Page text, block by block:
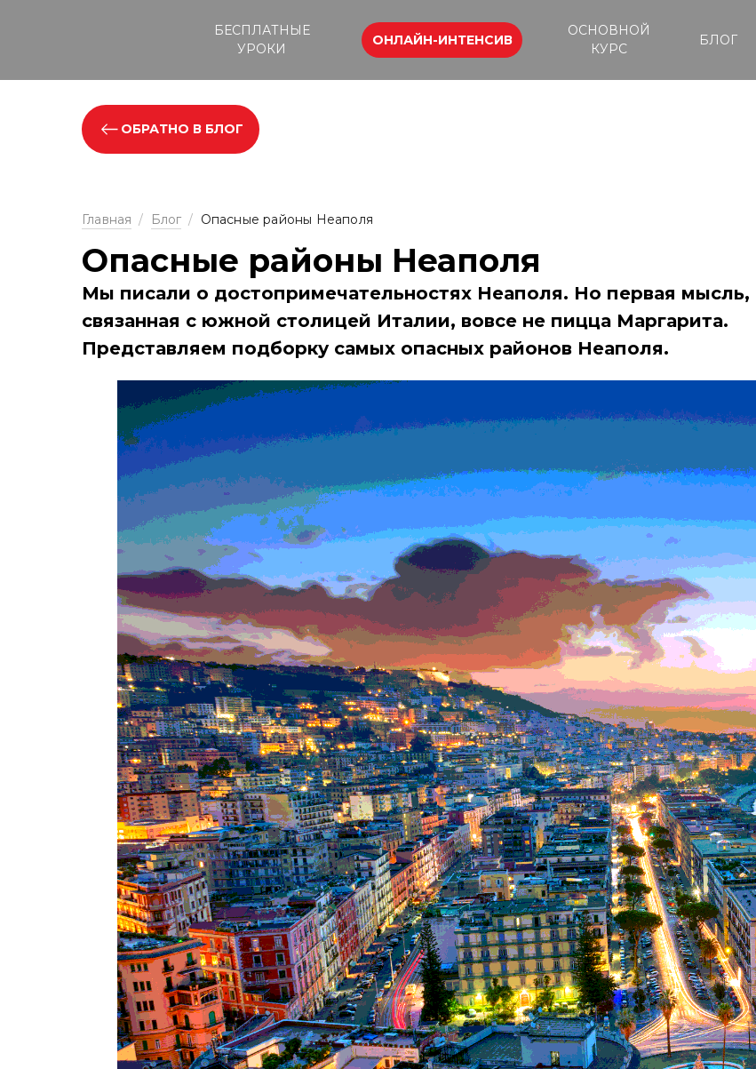
БЕСПЛАТНЫЕ
УРОКИ
ОНЛАЙН-ИНТЕНСИВ
ОСНОВНОЙ
КУРС
БЛОГ
ОБРАТНО В БЛОГ
Главная / Блог / Опасные районы Неаполя
Опасные районы Неаполя
Мы писали о достопримечательностях Неаполя. Но первая мысль,
связанная с южной столицей Италии, вовсе не пицца Маргарита.
Представляем подборку самых опасных районов Неаполя.